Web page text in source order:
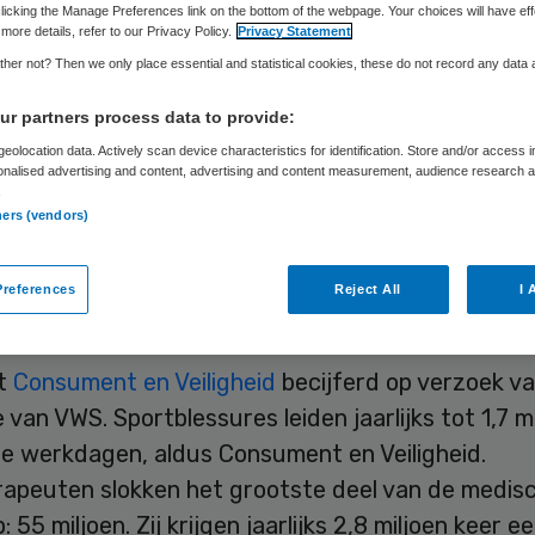
Skipr Redactie 18 september 2015,11:04 84 keer gelezen
veroorzaken ieder jaar voor circa 590
De grootste onkostenpost bestaat uit
en behandeling door arts en
170 miljoen euro.
Consument en Veiligheid becijferd op verzoek
van VWS. Sportblessures leiden jaarlijks tot 1,7
werkdagen, aldus Consument en Veiligheid.
slokken het grootste deel van de
55 miljoen. Zij krijgen jaarlijks 2,8 miljoen keer
the Manage Preferences link on the bottom of the webpage. Your choices will have
details, refer to our Privacy Policy. Privacy Statement
not? Then we only place essential and statistical cookies, these do not record any data
partners process data to provide:
data. Actively scan device characteristics for identification. Store and/or access
advertising and content, advertising and content measurement, audience research
(vendors)
Reject All I